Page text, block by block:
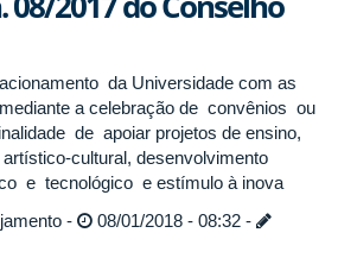
da Universidade com as
a celebração de convênios ou
de apoiar projetos de ensino,
cultural, desenvolvimento
e tecnológico e estímulo à inova
-
08/01/2018 - 08:32 -